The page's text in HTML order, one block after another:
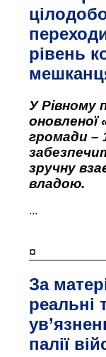
рівень
У Рівному
оновленої
громади –
зручну
владою.
...
¤
За
реальні
палії